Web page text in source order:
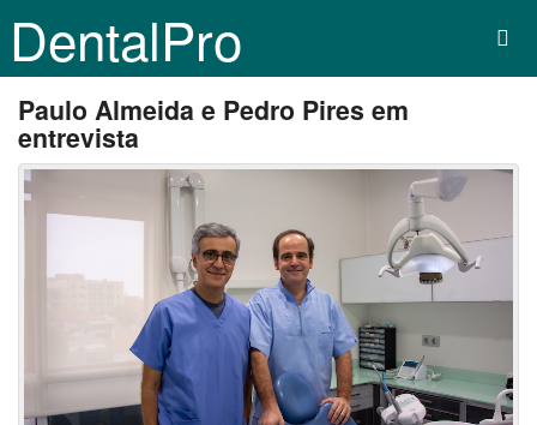
DentalPro
Paulo Almeida e Pedro Pires em
entrevista